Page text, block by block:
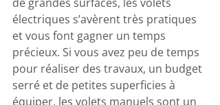
électriques s’avèrent très pratiques
et vous font gagner un temps
précieux. Si vous avez peu de temps
pour réaliser des travaux, un budget
serré et de petites superficies à
équiper, les volets manuels sont un